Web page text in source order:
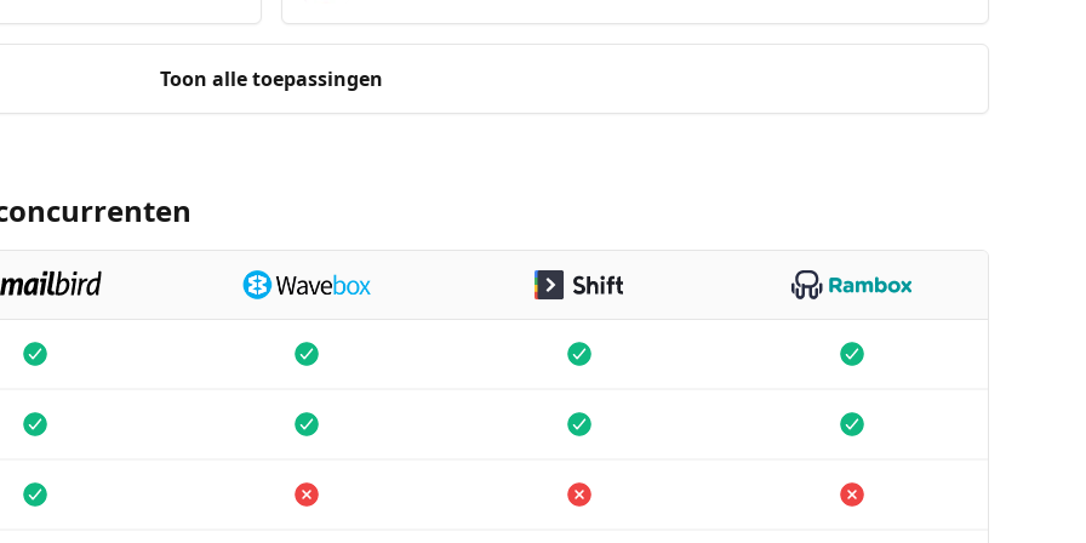
Toon alle toepassingen
Beschikbaar Beschikbaar Beschikbaar
Beschikbaar Beschikbaar Beschikbaar
Niet beschikbaar Niet beschikbaar Niet beschikbaar